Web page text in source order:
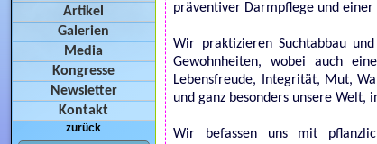
Artikel
Galerien
Media
Kongresse
Newsletter
Kontakt
zurück
präventiver Darmpflege und
Wir praktizieren Suchtabbau
Gewohnheiten, wobei auch
Lebensfreude, Integrität, Mut,
und ganz besonders unsere Welt,
Wir befassen uns mit